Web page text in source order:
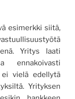
esimerkki siitä,
Yritys laati
ennakoivasti
ei vielä edellytä
Yrityksen